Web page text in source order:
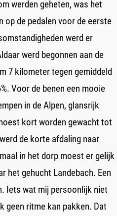
werden geheten, was het
op de pedalen voor de eerste
werd er
werd begonnen aan de
7 kilometer tegen gemiddeld
Voor de benen een mooie
in de Alpen, glansrijk
kort worden gewacht tot
de korte afdaling naar
in het dorp moest er gelijk
het gehucht Landebach. Een
Iets wat mij persoonlijk niet
geen ritme kan pakken. Dat